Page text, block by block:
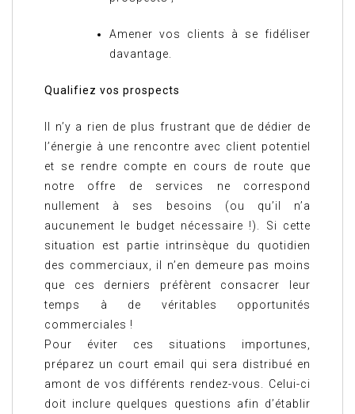
Amener vos clients à se fidéliser
davantage.
Qualifiez vos prospects
Il n’y a rien de plus frustrant que de dédier de
l’énergie à une rencontre avec client potentiel
et se rendre compte en cours de route que
notre offre de services ne correspond
nullement à ses besoins (ou qu’il n’a
aucunement le budget nécessaire !). Si cette
situation est partie intrinsèque du quotidien
des commerciaux, il n’en demeure pas moins
que ces derniers préfèrent consacrer leur
temps à de véritables opportunités
commerciales !
Pour éviter ces situations importunes,
préparez un court email qui sera distribué en
amont de vos différents rendez-vous. Celui-ci
doit inclure quelques questions afin d’établir